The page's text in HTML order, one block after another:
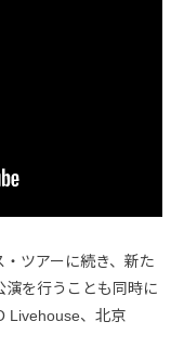
ツアーに続き、新た
演を行うことも同時に
Livehouse、北京